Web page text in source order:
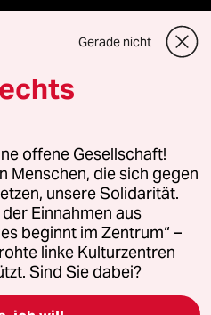
GmbH
Fragen oder für Genehmigungen
Kommune-Richtlinien
Impressum AGB
widerrufen (Ads)
Gerade nicht
offene Gesellschaft!
Menschen, die sich gegen
unsere Solidarität.
Einnahmen aus
beginnt im Zentrum“ –
linke Kulturzentren
Sind Sie dabei?